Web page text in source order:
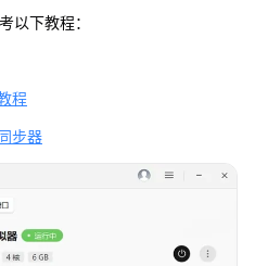
以下教程：
程
步器